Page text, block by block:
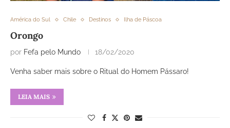
América do Sul Chile Destinos Ilha de Páscoa
Orongo
por Fefa pelo Mundo 18/02/2020
Venha saber mais sobre o Ritual do Homem Pássaro!
LEIA MAIS